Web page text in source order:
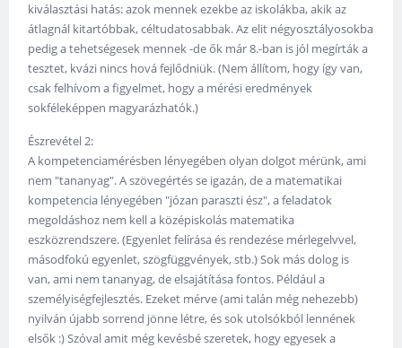
kiválasztási hatás: azok mennek ezekbe az iskolákba, akik az
átlagnál kitartóbbak, céltudatosabbak. Az elit négyosztályosokba
pedig a tehetségesek mennek -de ők már 8.-ban is jól megírták a
tesztet, kvázi nincs hová fejlődniük. (Nem állítom, hogy így van,
csak felhívom a figyelmet, hogy a mérési eredmények
sokféleképpen magyarázhatók.)
Észrevétel 2:
A kompetenciamérésben lényegében olyan dolgot mérünk, ami
nem "tananyag". A szövegértés se igazán, de a matematikai
kompetencia lényegében "józan paraszti ész", a feladatok
megoldáshoz nem kell a középiskolás matematika
eszközrendszere. (Egyenlet felírása és rendezése mérlegelvvel,
másodfokú egyenlet, szögfüggvények, stb.) Sok más dolog is
van, ami nem tananyag, de elsajátítása fontos. Például a
személyiségfejlesztés. Ezeket mérve (ami talán még nehezebb)
nyilván újabb sorrend jönne létre, és sok utolsókból lennének
elsők :) Szóval amit még kevésbé szeretek, hogy egyesek a